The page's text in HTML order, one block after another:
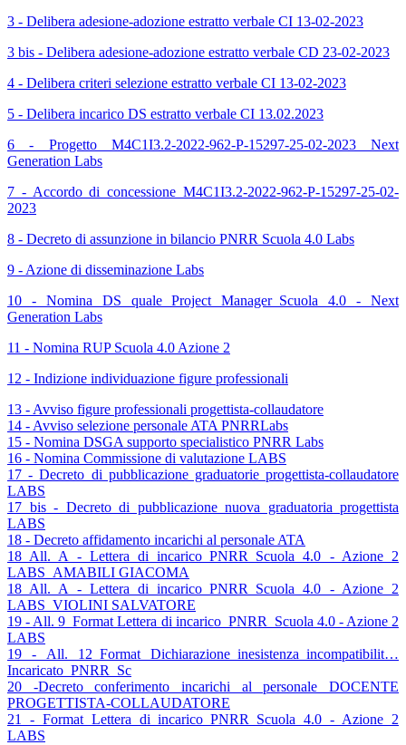
3 - Delibera adesione-adozione estratto verbale CI 13-02-2023
3 bis - Delibera adesione-adozione estratto verbale CD 23-02-2023
4 - Delibera criteri selezione estratto verbale CI 13-02-2023
5 - Delibera incarico DS estratto verbale CI 13.02.2023
6 - Progetto M4C1I3.2-2022-962-P-15297-25-02-2023 Next
Generation Labs
7 - Accordo di concessione M4C1I3.2-2022-962-P-15297-25-02-
2023
8 - Decreto di assunzione in bilancio PNRR Scuola 4.0 Labs
9 - Azione di disseminazione Labs
10 - Nomina DS quale Project Manager_Scuola 4.0 - Next
Generation Labs
11 - Nomina RUP Scuola 4.0 Azione 2
12 - Indizione individuazione figure professionali
13 - Avviso figure professionali progettista-collaudatore
14 - Avviso selezione personale ATA PNRRLabs
15 - Nomina DSGA supporto specialistico PNRR Labs
16 - Nomina Commissione di valutazione LABS
17 - Decreto di pubblicazione graduatorie progettista-collaudatore
LABS
17 bis - Decreto di pubblicazione nuova graduatoria progettista
LABS
18 - Decreto affidamento incarichi al personale ATA
18 All. A - Lettera di incarico_PNRR_Scuola 4.0 - Azione 2
LABS_AMABILI GIACOMA
18 All. A - Lettera di incarico_PNRR_Scuola 4.0 - Azione 2
LABS_VIOLINI SALVATORE
19 - All. 9_Format Lettera di incarico_PNRR_Scuola 4.0 - Azione 2
LABS
19 - All. 12_Format Dichiarazione_inesistenza_incompatibilit…
Incaricato_PNRR_Sc
20 -Decreto conferimento incarichi al personale DOCENTE
PROGETTISTA-COLLAUDATORE
21 - Format Lettera di incarico_PNRR_Scuola 4.0 - Azione 2
LABS